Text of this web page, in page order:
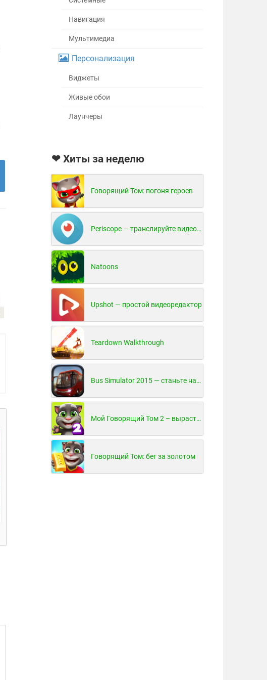
Навигация
Мультимедиа
Персонализация
Виджеты
Живые обои
Лаунчеры
❤ Хиты за неделю
Говорящий Том: погоня героев
Periscope — транслируйте видео в реальном времени!
Natoons
Upshot — простой видеоредактор
Teardown Walkthrough
Bus Simulator 2015 — станьте настоящим водителем автобуса!
Мой Говорящий Том 2 – вырасти и воспитай своего котенка
Говорящий Том: бег за золотом